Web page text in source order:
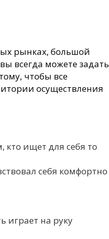
рынках, большой
всегда можете задать
чтобы все
осуществления
ищет для себя то
себя комфортно
играет на руку